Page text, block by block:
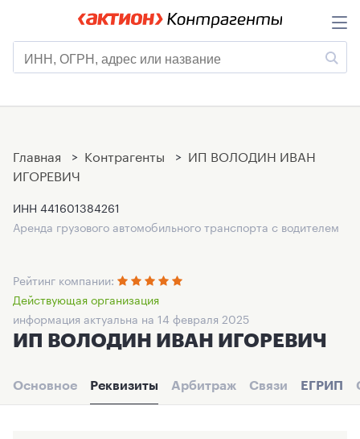
Главная > Контрагенты > ИП ВОЛОДИН ИВАН
ИГОРЕВИЧ
ИНН 441601384261
Аренда грузового автомобильного транспорта с водителем
Рейтинг компании:
Действующая организация
информация актуальна на 14 февраля 2025
ИП ВОЛОДИН ИВАН ИГОРЕВИЧ
Основное Реквизиты Арбитраж Связи ЕГРИП